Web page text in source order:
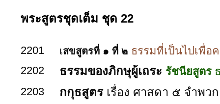
พระสูตรชุดเต็ม ชุด 22
2201 เสขสูตรที่ ๑ ที่ ๒ ธรรมที่เป็นไปเพื่อ
2202
ธรรมของภิกษุผู้เถระ รัชนียสูตร
2203
กกุธสูตรเรื่อง ศาสดา ๕ จำพวก